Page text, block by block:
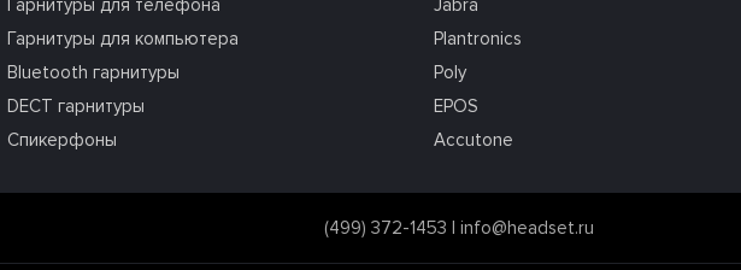
Гарнитуры для телефона
Гарнитуры для компьютера
Bluetooth гарнитуры
DECT гарнитуры
Спикерфоны
Jabra
Plantronics
Poly
EPOS
Accutone
(499) 372-1453 | info@headset.ru